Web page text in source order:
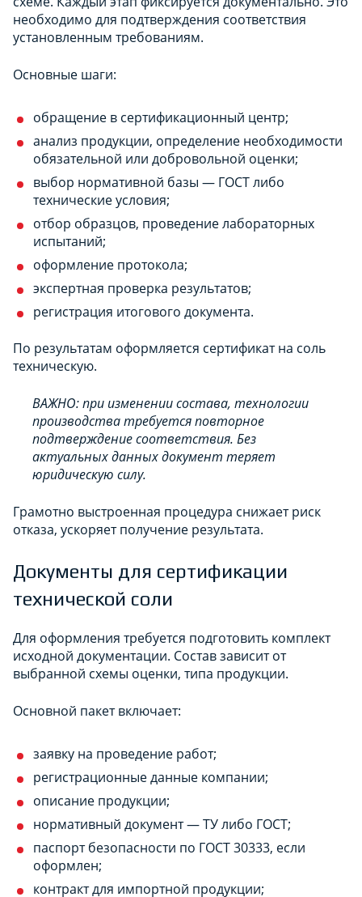
необходимо для подтверждения соответствия
установленным требованиям.
Основные шаги:
обращение в сертификационный центр;
анализ продукции, определение необходимости
обязательной или добровольной оценки;
выбор нормативной базы — ГОСТ либо
технические условия;
отбор образцов, проведение лабораторных
испытаний;
оформление протокола;
экспертная проверка результатов;
регистрация итогового документа.
По результатам оформляется сертификат на соль
техническую.
ВАЖНО: при изменении состава, технологии
производства требуется повторное
подтверждение соответствия. Без
актуальных данных документ теряет
юридическую силу.
Грамотно выстроенная процедура снижает риск
отказа, ускоряет получение результата.
Документы для сертификации
технической соли
Для оформления требуется подготовить комплект
исходной документации. Состав зависит от
выбранной схемы оценки, типа продукции.
Основной пакет включает:
заявку на проведение работ;
регистрационные данные компании;
описание продукции;
нормативный документ — ТУ либо ГОСТ;
паспорт безопасности по ГОСТ 30333, если
оформлен;
контракт для импортной продукции;